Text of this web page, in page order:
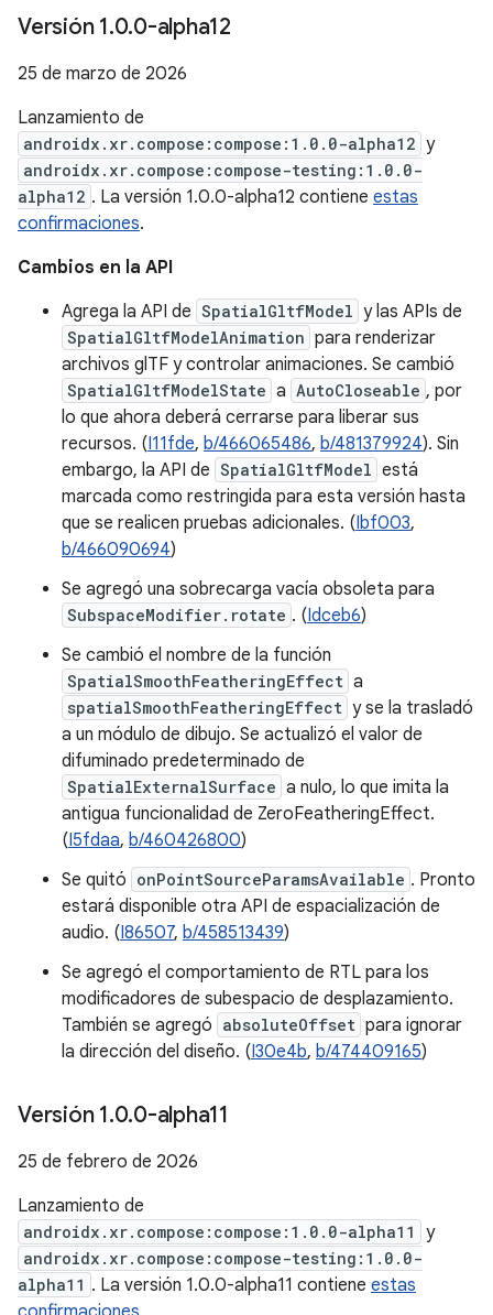
Versión 1.0.0-alpha12
25 de marzo de 2026
Lanzamiento de
androidx.xr.compose:compose:1.0.0-alpha12 y
androidx.xr.compose:compose-testing:1.0.0-
alpha12 . La versión 1.0.0-alpha12 contiene estas
confirmaciones.
Cambios en la API
Agrega la API de SpatialGltfModel y las APIs de
SpatialGltfModelAnimation para renderizar
archivos glTF y controlar animaciones. Se cambió
SpatialGltfModelState a AutoCloseable , por
lo que ahora deberá cerrarse para liberar sus
recursos. (I11fde, b/466065486, b/481379924). Sin
embargo, la API de SpatialGltfModel está
marcada como restringida para esta versión hasta
que se realicen pruebas adicionales. (Ibf003,
b/466090694)
Se agregó una sobrecarga vacía obsoleta para
SubspaceModifier.rotate . (Idceb6)
Se cambió el nombre de la función
SpatialSmoothFeatheringEffect a
spatialSmoothFeatheringEffect y se la trasladó
a un módulo de dibujo. Se actualizó el valor de
difuminado predeterminado de
SpatialExternalSurface a nulo, lo que imita la
antigua funcionalidad de ZeroFeatheringEffect.
(I5fdaa, b/460426800)
Se quitó onPointSourceParamsAvailable . Pronto
estará disponible otra API de espacialización de
audio. (I86507, b/458513439)
Se agregó el comportamiento de RTL para los
modificadores de subespacio de desplazamiento.
También se agregó absoluteOffset para ignorar
la dirección del diseño. (I30e4b, b/474409165)
Versión 1.0.0-alpha11
25 de febrero de 2026
Lanzamiento de
androidx.xr.compose:compose:1.0.0-alpha11 y
androidx.xr.compose:compose-testing:1.0.0-
alpha11 . La versión 1.0.0-alpha11 contiene estas